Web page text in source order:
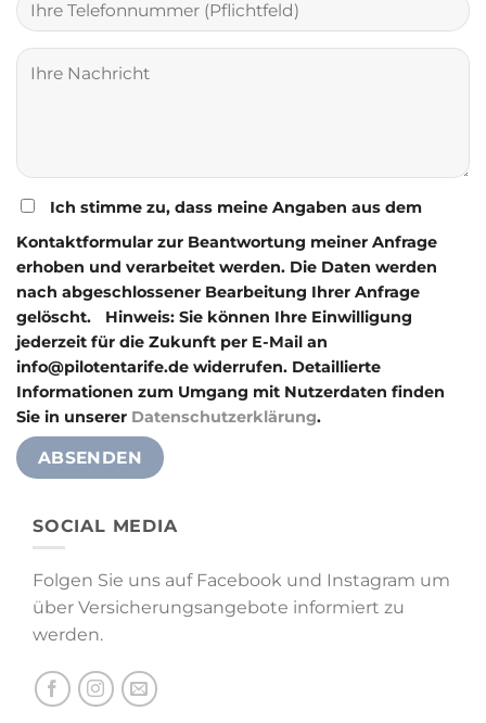
Ich stimme zu, dass meine Angaben aus dem
Kontaktformular zur Beantwortung meiner Anfrage
erhoben und verarbeitet werden. Die Daten werden
nach abgeschlossener Bearbeitung Ihrer Anfrage
gelöscht. Hinweis: Sie können Ihre Einwilligung
jederzeit für die Zukunft per E-Mail an
info@pilotentarife.de widerrufen. Detaillierte
Informationen zum Umgang mit Nutzerdaten finden
Sie in unserer Datenschutzerklärung.
SOCIAL MEDIA
Folgen Sie uns auf Facebook und Instagram um
über Versicherungsangebote informiert zu
werden.